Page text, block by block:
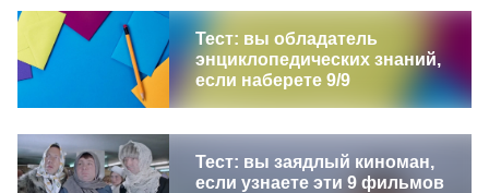
Тест: вы обладатель
энциклопедических знаний,
если наберете 9/9
Тест: вы заядлый киноман,
если узнаете эти 9 фильмов